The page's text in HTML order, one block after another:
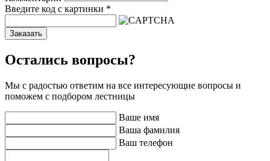
Введите код с картинки *
Заказать
Остались вопросы?
Мы с радостью ответим на все интересующие вопросы и
поможем с подбором лестницы
Ваше имя
Ваша фамилия
Ваш телефон